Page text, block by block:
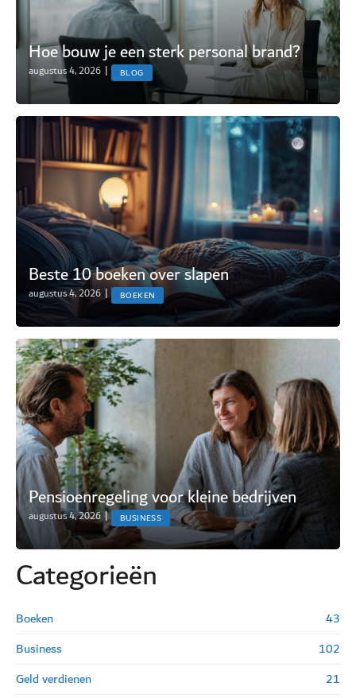
Hoe bouw je een sterk personal brand?
augustus 4, 2026 | BLOG
Beste 10 boeken over slapen
augustus 4, 2026 | BOEKEN
Pensioenregeling voor kleine bedrijven
augustus 4, 2026 | BUSINESS
Categorieën
Boeken
43
Business
102
Geld verdienen
21